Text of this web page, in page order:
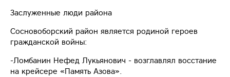
Заслуженные люди района
Сосновоборский район является родиной героев
гражданской войны:
-Ломбанин Нефед Лукьянович - возглавлял восстание
на крейсере «Память Азова».